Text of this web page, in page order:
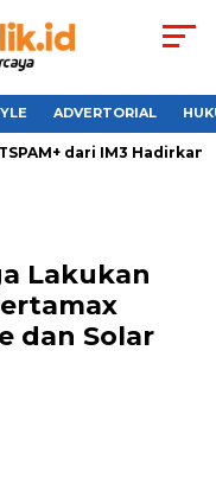
ADVERTORIAL
dari IM3 Hadirkan
Lakukan
dan Solar